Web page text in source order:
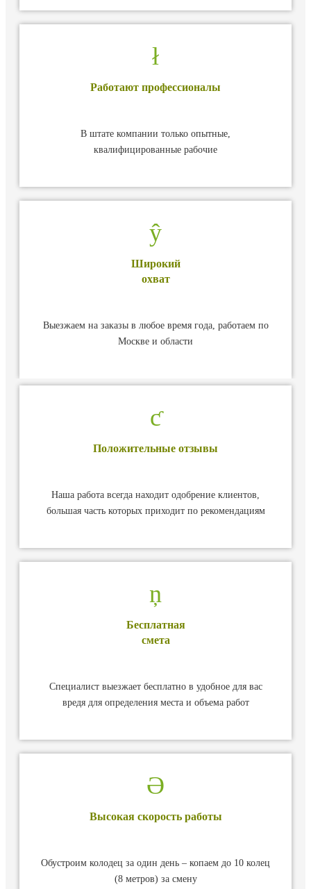
Работают профессионалы
В штате компании только опытные,
квалифицированные рабочие
Широкий
охват
Выезжаем на заказы в любое время года, работаем по
Москве и области
Положительные отзывы
Наша работа всегда находит одобрение клиентов,
большая часть которых приходит по рекомендациям
Бесплатная
смета
Специалист выезжает бесплатно в удобное для вас
вредя для определения места и объема работ
Высокая скорость работы
Обустроим колодец за один день – копаем до 10 колец
(8 метров) за смену